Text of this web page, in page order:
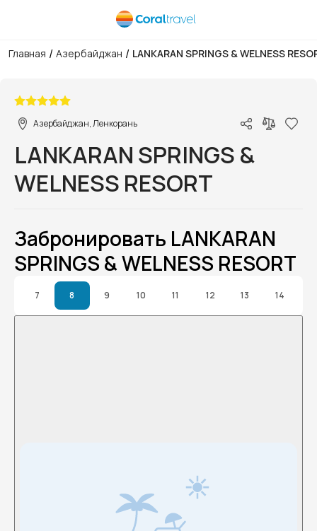
Главная / Азербайджан / LANKARAN SPRINGS & WELNESS
Азербайджан, Ленкорань
LANKARAN SPRINGS &
WELNESS RESORT
Забронировать LANKARAN
SPRINGS & WELNESS RESORT
7 8 9 10 11 12 13 14